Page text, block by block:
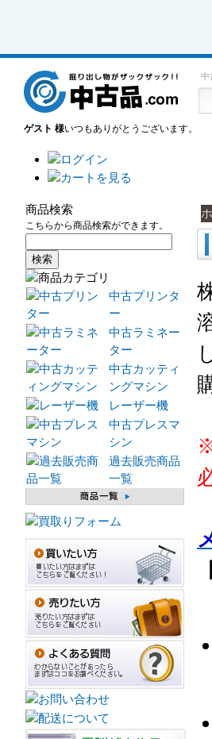
中
ゲスト 様いつもありがとうございます。
商品検索
こちらから商品検索ができます。
中古プリンタ
ー
中古ラミネー
ター
中古カッティ
ングマシン
レーザー機
中古プレスマ
シン
過去販売商品
一覧